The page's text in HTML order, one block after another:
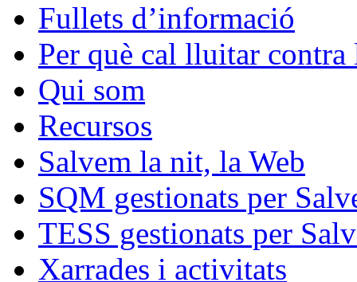
Fullets d’informació
Per què cal lluitar
Qui som
Recursos
Salvem la nit, la Web
SQM gestionats per
TESS gestionats per
Xarrades i activitats